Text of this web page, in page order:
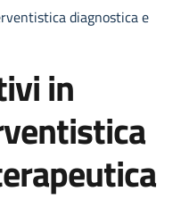
diagnostica e
in